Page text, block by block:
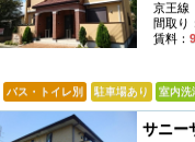
京王線
間取り：
賃料：
バス・トイレ別 駐車場あり 室内洗
サニー